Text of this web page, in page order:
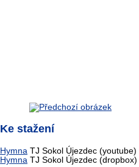
Ke stažení
Hymna TJ Sokol Újezdec (youtube)
Hymna TJ Sokol Újezdec (dropbox)